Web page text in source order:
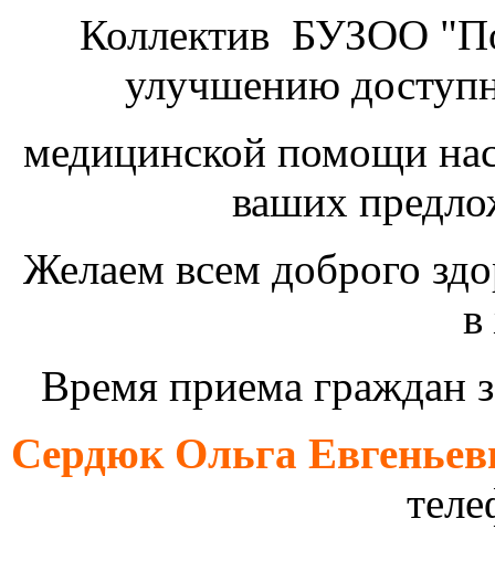
Коллектив БУЗОО
улучшению
медицинской помощи
ваших
Желаем всем доброго
в
Время приема граждан
Сердюк Ольга
телефон